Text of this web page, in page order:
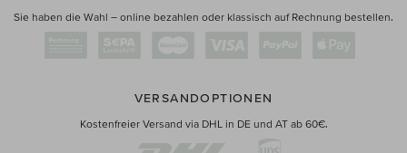
Sie haben die Wahl – online bezahlen oder klassisch auf Rechnung bestellen.
VERSANDOPTIONEN
Kostenfreier Versand via DHL in DE und AT ab 60€.